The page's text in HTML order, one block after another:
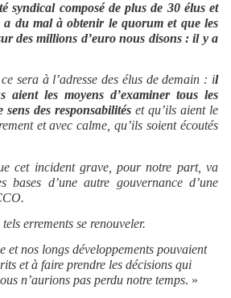
syndical composé de plus de 30 élus et
du mal à obtenir le quorum et que les
des millions d’euro nous disons : il y a
sera à l’adresse des élus de demain : il
aient les moyens d’examiner tous les
sens des responsabilités et qu’ils aient le
et avec calme, qu’ils soient écoutés
cet incident grave, pour notre part, va
bases d’une autre gouvernance d’une
errements se renouveler.
et nos longs développements pouvaient
et à faire prendre les décisions qui
n’aurions pas perdu notre temps. »